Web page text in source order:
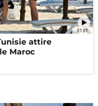
01:01
attire
Maroc